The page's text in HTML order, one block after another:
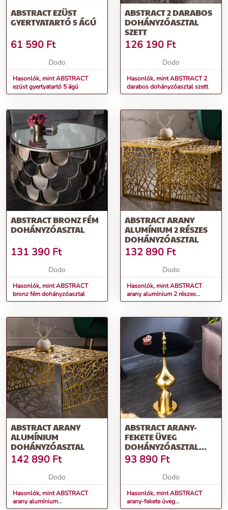
ABSTRACT EZÜST
GYERTYATARTÓ 5 ÁGÚ
61 590 Ft
Dodo
Hasonlók, mint ABSTRACT
ezüst gyertyatartó 5 ágú
ABSTRACT 2 DARABOS
DOHÁNYZÓASZTAL
SZETT
126 190 Ft
Dodo
Hasonlók, mint ABSTRACT 2
darabos dohányzóasztal szett
ABSTRACT BRONZ FÉM
DOHÁNYZÓASZTAL
131 390 Ft
Dodo
Hasonlók, mint ABSTRACT
bronz fém dohányzóasztal
ABSTRACT ARANY
ALUMÍNIUM 2 RÉSZES
DOHÁNYZÓASZTAL
132 890 Ft
Dodo
Hasonlók, mint ABSTRACT
arany alumínium 2 részes
dohányzóasztal
ABSTRACT ARANY
ALUMÍNIUM
DOHÁNYZÓASZTAL
142 890 Ft
Dodo
Hasonlók, mint ABSTRACT
arany alumínium
ABSTRACT ARANY-
FEKETE ÜVEG
DOHÁNYZÓASZTAL
65CM
93 890 Ft
Dodo
Hasonlók, mint ABSTRACT
arany-fekete üveg